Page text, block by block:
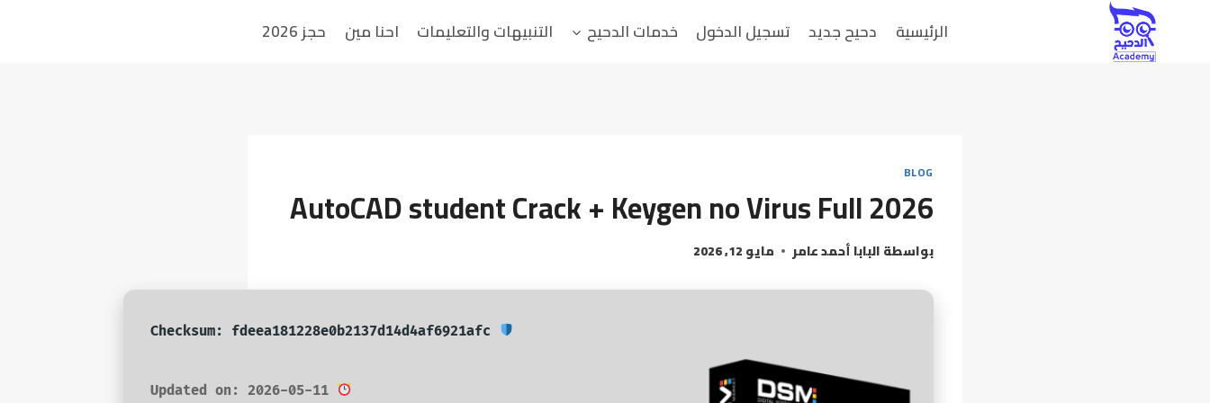
الرئيسية دحيح جديد تسجيل الدخول خدمات الدحيح التنبيهات والتعليمات احنا مين حجز 2026
BLOG
AutoCAD student Crack + Keygen no Virus Full 2026
بواسطةالبابا أحمد عامر مايو 12, 2026